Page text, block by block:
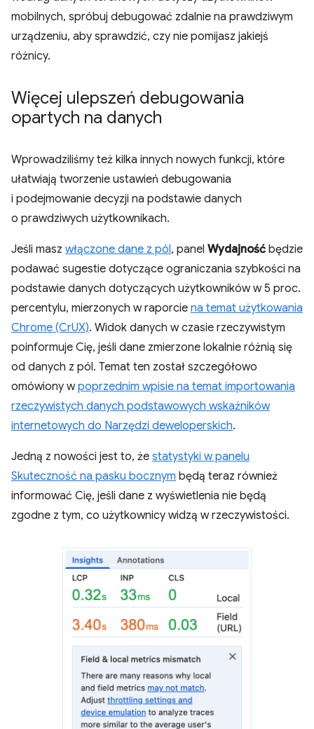
mobilnych, spróbuj debugować zdalnie na prawdziwym
urządzeniu, aby sprawdzić, czy nie pomijasz jakiejś
różnicy.
Więcej ulepszeń debugowania
opartych na danych
Wprowadziliśmy też kilka innych nowych funkcji, które
ułatwiają tworzenie ustawień debugowania
i podejmowanie decyzji na podstawie danych
o prawdziwych użytkownikach.
Jeśli masz włączone dane z pól, panel Wydajność będzie
podawać sugestie dotyczące ograniczania szybkości na
podstawie danych dotyczących użytkowników w 5 proc.
percentylu, mierzonych w raporcie na temat użytkowania
Chrome (CrUX). Widok danych w czasie rzeczywistym
poinformuje Cię, jeśli dane zmierzone lokalnie różnią się
od danych z pól. Temat ten został szczegółowo
omówiony wpoprzednim wpisie na temat importowania
rzeczywistych danych podstawowych wskaźników
internetowych do Narzędzi deweloperskich.
Jedną z nowości jest to, że statystyki w panelu
Skuteczność na pasku bocznym będą teraz również
informować Cię, jeśli dane z wyświetlenia nie będą
zgodne z tym, co użytkownicy widzą w rzeczywistości.